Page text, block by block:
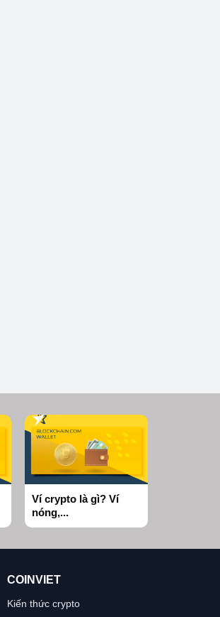
Ví crypto là gì? Ví
nóng,...
COINVIET
Kiến thức crypto